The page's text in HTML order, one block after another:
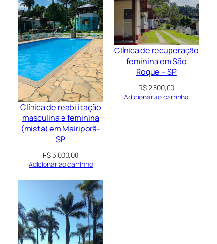
Clínica de reabilitação
masculina e feminina
(mista) em Mairiporã-
SP
R$ 5.000,00
Adicionar ao carrinho
Clínica de recuperação
feminina em São
Roque – SP
R$2.500,00
Adicionar ao carrinho